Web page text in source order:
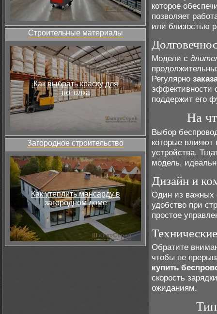
Строительные материалы
Как выбрать краску для
потолка
Загородное строительство
Как утеплить мансарду в
загородном доме
которое
позволяет
или близостью
Модели с
Регулярно
эффективности
поддержит его
На
Выбор
которые влияют
устройства.
модель,
Дизайн и
Один из важных
удобство при
простое
Обратите
чтобы не
купить
скорость
ожиданиям.